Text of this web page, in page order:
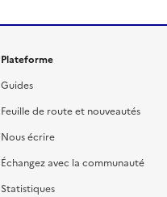
Plateforme
Guides
Feuille de route et nouveautés
Nous écrire
Échangez avec la communauté
Statistiques